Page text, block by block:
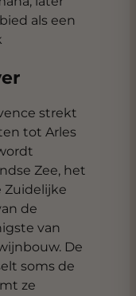
als een
strekt
tot Arles
Zee, het
Zuidelijke
de
van
De
soms de
ze